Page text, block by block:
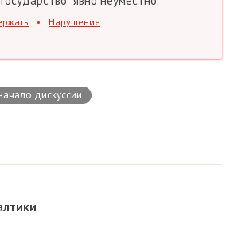
• Нарушение
дискуссии